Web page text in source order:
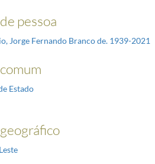
pessoa
Jorge Fernando Branco de. 1939-2021
Estado